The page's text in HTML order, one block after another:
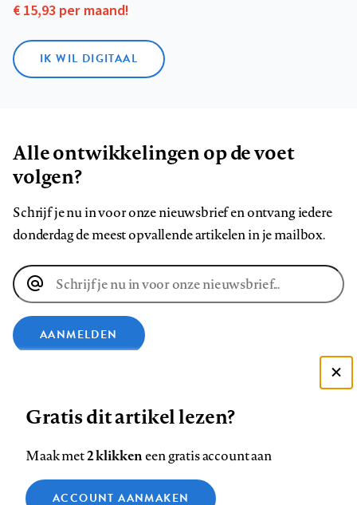
€ 15,93 per maand!
IK WIL DIGITAAL
Alle ontwikkelingen op de voet
volgen?
Schrijf je nu in voor onze nieuwsbrief en ontvang iedere
donderdag de meest opvallende artikelen in je mailbox.
E-
mailadres
AANMELDEN
ons
op
ons
ons
ons
ons
op
ons
Contact Colofon Disclaimer Privacy
Zie onze cookie policy
Gratis dit artikel lezen?
Maak met2 klikkeneen gratis account aan
ACCOUNT AANMAKEN